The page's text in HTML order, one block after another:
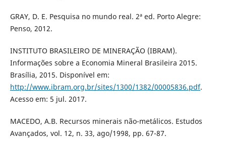
GRAY, D. E. Pesquisa no mundo real. 2ª ed. Porto Alegre:
Penso, 2012.
INSTITUTO BRASILEIRO DE MINERAÇÃO (IBRAM).
Informações sobre a Economia Mineral Brasileira 2015.
Brasília, 2015. Disponível em:
http://www.ibram.org.br/sites/1300/1382/00005836.pdf.
Acesso em: 5 jul. 2017.
MACEDO, A.B. Recursos minerais não-metálicos. Estudos
Avançados, vol. 12, n. 33, ago/1998, pp. 67-87.